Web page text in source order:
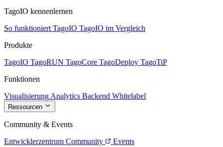
TagoIO kennenlernen
So funktioniert TagoIO TagoIO im Vergleich
Produkte
TagoIO TagoRUN TagoCore TagoDeploy TagoTiP
Funktionen
Visualisierung Analytics Backend Whitelabel
Ressourcen
Community & Events
Entwicklerzentrum Community
Events